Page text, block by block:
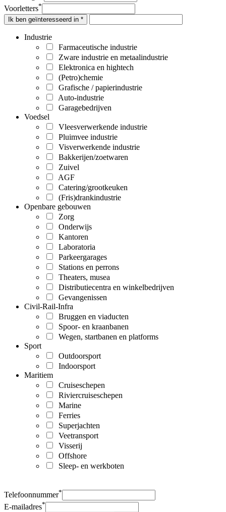
Voorletters*
Ik ben geïnteresseerd in *
Industrie
Farmaceutische industrie
Zware industrie en metaalindustrie
Elektronica en hightech
(Petro)chemie
Grafische / papierindustrie
Auto-industrie
Garagebedrijven
Voedsel
Vleesverwerkende industrie
Pluimvee industrie
Visverwerkende industrie
Bakkerijen/zoetwaren
Zuivel
AGF
Catering/grootkeuken
(Fris)drankindustrie
Openbare gebouwen
Zorg
Onderwijs
Kantoren
Laboratoria
Parkeergarages
Stations en perrons
Theaters, musea
Distributiecentra en winkelbedrijven
Gevangenissen
Civil-Rail-Infra
Bruggen en viaducten
Spoor- en kraanbanen
Wegen, startbanen en platforms
Sport
Outdoorsport
Indoorsport
Maritiem
Cruiseschepen
Riviercruiseschepen
Marine
Ferries
Superjachten
Veetransport
Visserij
Offshore
Sleep- en werkboten
Telefoonnummer*
E-mailadres*